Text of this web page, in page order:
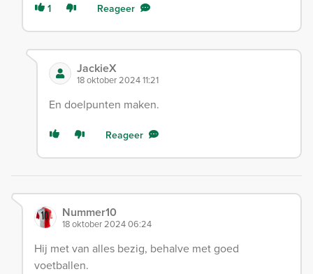
1 Reageer
JackieX
18 oktober 2024 11:21
En doelpunten maken.
Reageer
Nummer10
18 oktober 2024 06:24
Hij met van alles bezig, behalve met goed
voetballen.